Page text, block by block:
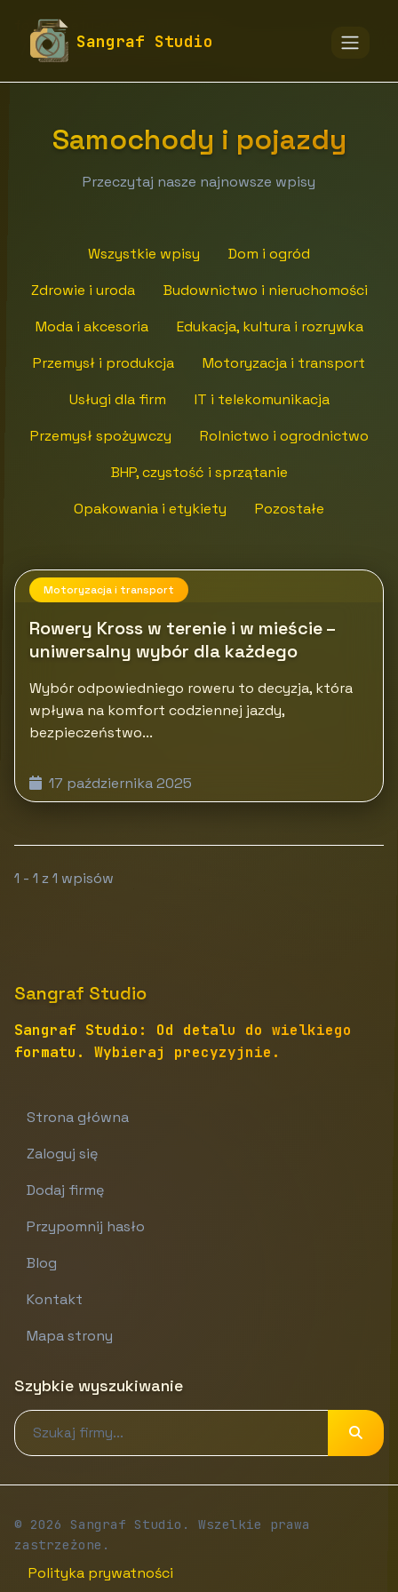
Sangraf Studio
fototapety-sangraf.pl
Motoryzacja i transport
Samochody i pojazdy
Samochody i pojazdy
Przeczytaj nasze najnowsze wpisy
Wszystkie wpisy
Dom i ogród
Zdrowie i uroda
Budownictwo i nieruchomości
Moda i akcesoria
Edukacja, kultura i rozrywka
Przemysł i produkcja
Motoryzacja i transport
Usługi dla firm
IT i telekomunikacja
Przemysł spożywczy
Rolnictwo i ogrodnictwo
BHP, czystość i sprzątanie
Opakowania i etykiety
Pozostałe
Motoryzacja i transport
Rowery Kross w terenie i w mieście –
uniwersalny wybór dla każdego
Wybór odpowiedniego roweru to decyzja, która
wpływa na komfort codziennej jazdy,
bezpieczeństwo...
17 października 2025
1 - 1 z 1 wpisów
Sangraf Studio
Sangraf Studio: Od detalu do wielkiego
formatu. Wybieraj precyzyjnie.
Strona główna
Zaloguj się
Dodaj firmę
Przypomnij hasło
Blog
Kontakt
Mapa strony
Szybkie wyszukiwanie
© 2026 Sangraf Studio. Wszelkie prawa
zastrzeżone.
Polityka prywatności